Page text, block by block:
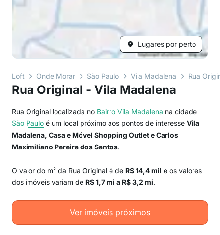
Lugares por perto
Loft Onde Morar São Paulo Vila Madalena Rua
Rua Original - Vila Madalena
Rua Original localizada no Bairro Vila Madalena na cidade
São Paulo é um local próximo aos pontos de interesse Vila
Madalena, Casa e Móvel Shopping Outlet e Carlos
Maximiliano Pereira dos Santos.
O valor do m² da Rua Original é de R$ 14,4 mil e os valores
dos imóveis variam de R$ 1,7 mi a R$ 3,2 mi.
Ver imóveis próximos